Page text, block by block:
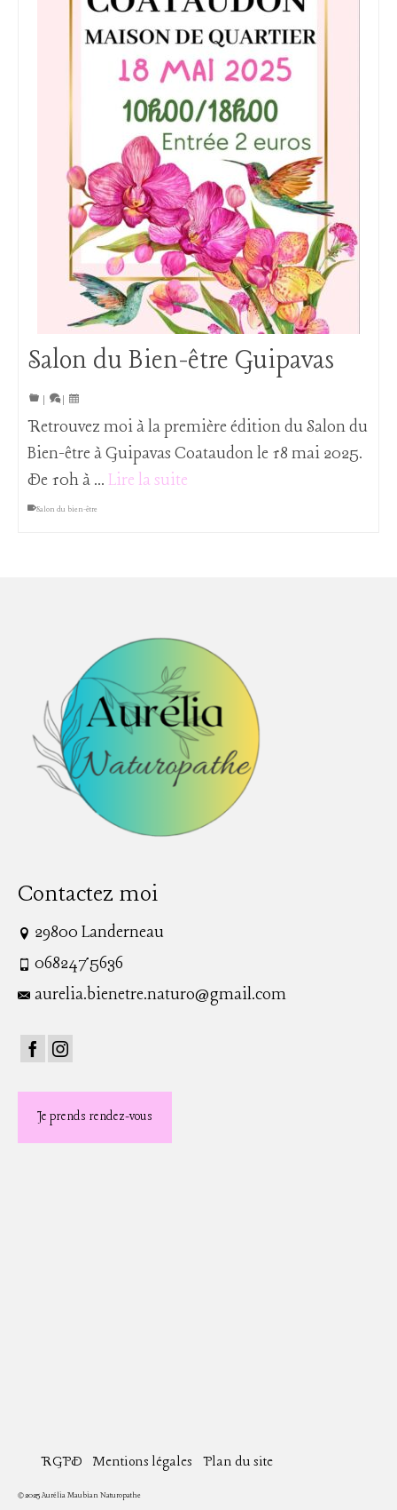
Salon du Bien-être Guipavas
Retrouvez moi à la première édition du Salon du
Bien-être à Guipavas Coataudon le 18 mai 2025.
De 10h à … Lire la suite
Salon du bien-être
Contactez moi
29800 Landerneau
0682475636
aurelia.bienetre.naturo@gmail.com
Je prends rendez-vous
RGPD Mentions légales Plan du site
© 2025 Aurélia Maubian Naturopathe